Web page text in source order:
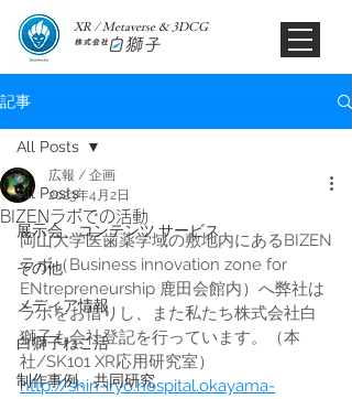
XR / Metaverse & 3DCG​
記事
All Posts
展示会、コンテンツ,サービス
その他
メディア情報
白獅子ねこ活
制作事例、共同研究
All Posts
BIZENラボでの活動
広報 / 企画
2023年4月2日
岡山大学医歯薬学域の敷地内にあるBIZEN
ラボ（Business innovation zone for
ENtrepreneurship 鹿田会館内）へ弊社は
ラボをお借りし、また私たち株式会社白
獅子も会社登記を行っています。（本
社/SK101 XR応用研究室）
http://shin-iryo.hospital.okayama-